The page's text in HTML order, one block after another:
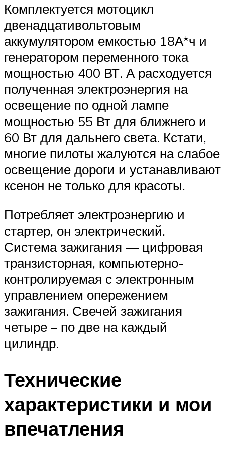
Комплектуется мотоцикл
двенадцативольтовым
аккумулятором емкостью 18А*ч и
генератором переменного тока
мощностью 400 ВТ. А расходуется
полученная электроэнергия на
освещение по одной лампе
мощностью 55 Вт для ближнего и
60 Вт для дальнего света. Кстати,
многие пилоты жалуются на слабое
освещение дороги и устанавливают
ксенон не только для красоты.
Потребляет электроэнергию и
стартер, он электрический.
Система зажигания — цифровая
транзисторная, компьютерно-
контролируемая с электронным
управлением опережением
зажигания. Свечей зажигания
четыре – по две на каждый
цилиндр.
Технические
характеристики и мои
впечатления